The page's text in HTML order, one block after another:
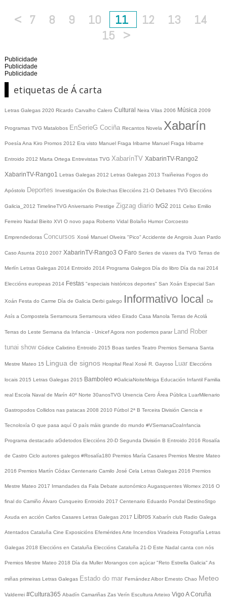
< 7 8 9 10 11 12 13
14
15 >
Publicidade
Publicidade
Publicidade
etiquetas de Á carta
Letras Galegas 2020 Ricardo Carvalho Calero Cultural Neira Vilas 2006 Música 2009
Programas TVG Matalobos EnSerieG Cociña Recantos Novela Xabarín
Poesía Ana Kiro Promos 2012 Era visto Manuel Fraga Iribarne Manuel Fraga Iribarne
Entroido 2012 Marta Ortega Entrevistas TVG XabarínTV XabarinTV-Rango2
XabarinTV-Rango1 Letras Galegas 2012 Letras Galegas 2013 Traiñeiras Fogos do
Apóstolo Deportes Investigación Os Bolechas Eleccións 21-O Debates TVG Eleccións
Galicia_2012 TimelineTVG Aniversario Prestige Zigzag diario tvG2 2011 Celso Emilio
Ferreiro Nadal Bieito XVI O novo papa Roberto Vidal Bolaño Humor Corcoesto
Emprendedoras Concursos Xosé Manuel Olveira "Pico" Accidente de Angrois Juan Pardo
Caso Asunta 2010 2007 XabarinTV-Rango3 O Faro Series de viaxes da TVG Terras de
Merlín Letras Galegas 2014 Entroido 2014 Programa Galegos Día do libro Día da nai 2014
Eleccións europeas 2014 Festas "especiais históricos deportes" San Xoán Especial San
Xoán Festa do Carme Día de Galicia Derbi galego Informativo local De
Asís a Compostela Serramoura Serramoura video Eirado Casa Manola Terras de Acolá
Terras do Leste Semana da Infancia - UnicefAgora non podemos parar Land Rober
tunai show Códice Calixtino Entroido 2015 Boas tardes Teatro Premios Semana Santa
Mestre Mateo 15 Lingua de signos Hospital Real Xosé R. Gayoso Luar Eleccións
locais 2015 Letras Galegas 2015 Bamboleo #GaliciaNoiteMeiga Educación Infantil Familia
real Escola Naval de Marín 40º Norte 30anosTVG Urxencia Cero Área Pública LuarMilenario
Gastropodos Collidos nas patacas 2008 2010 Fútbol 2ª B Terceira División Ciencia e
Tecnoloxía O que pasa aquí O país máis grande do mundo #VSemanaCoaInfancia
Programa destacado aGdetodos Eleccións 20-D Segunda División B Entroido 2016 Rosalía
de Castro Ciclo autores galegos #Rosalía180 Premios María Casares Premios Mestre Mateo
2016 Premios Martín Códax Centenario Camilo José Cela Letras Galegas 2016 Premios
Mestre Mateo 2017 Irmandades da Fala Debate autonómico Augasquentes Womex 2016 O
final do Camiño Álvaro Cunqueiro Entroido 2017 Centenario Eduardo Pondal DestinoStgo
Axuda en acción Carlos Casares Letras Galegas 2017 Libros Xabarín club Radio Galega
Atentados Cataluña Cine Exposicións EfeméridesArte Incendios Viradeira Fotografía Letras
Galegas 2018 Eleccións en Cataluña Eleccións Cataluña 21-D Este Nadal canta con nós
Premios Mestre Mateo 2018 Día da Muller Morangos con açúcar "Reto Estrella Galicia" As
miñas primeiras Letras Galegas Estado do mar Fernández Albor Ernesto Chao Meteo
Valderrei #Cultura365 Abadín Camariñas Zas Verín Escultura Arteixo Vigo A Coruña